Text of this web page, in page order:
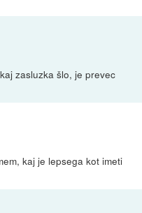
zasluzka šlo, je prevec
kaj je lepsega kot imeti